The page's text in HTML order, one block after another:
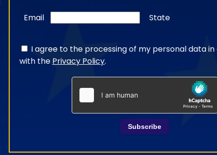
Email State
I agree to the processing of my personal data
with the Privacy Policy.
Subscribe